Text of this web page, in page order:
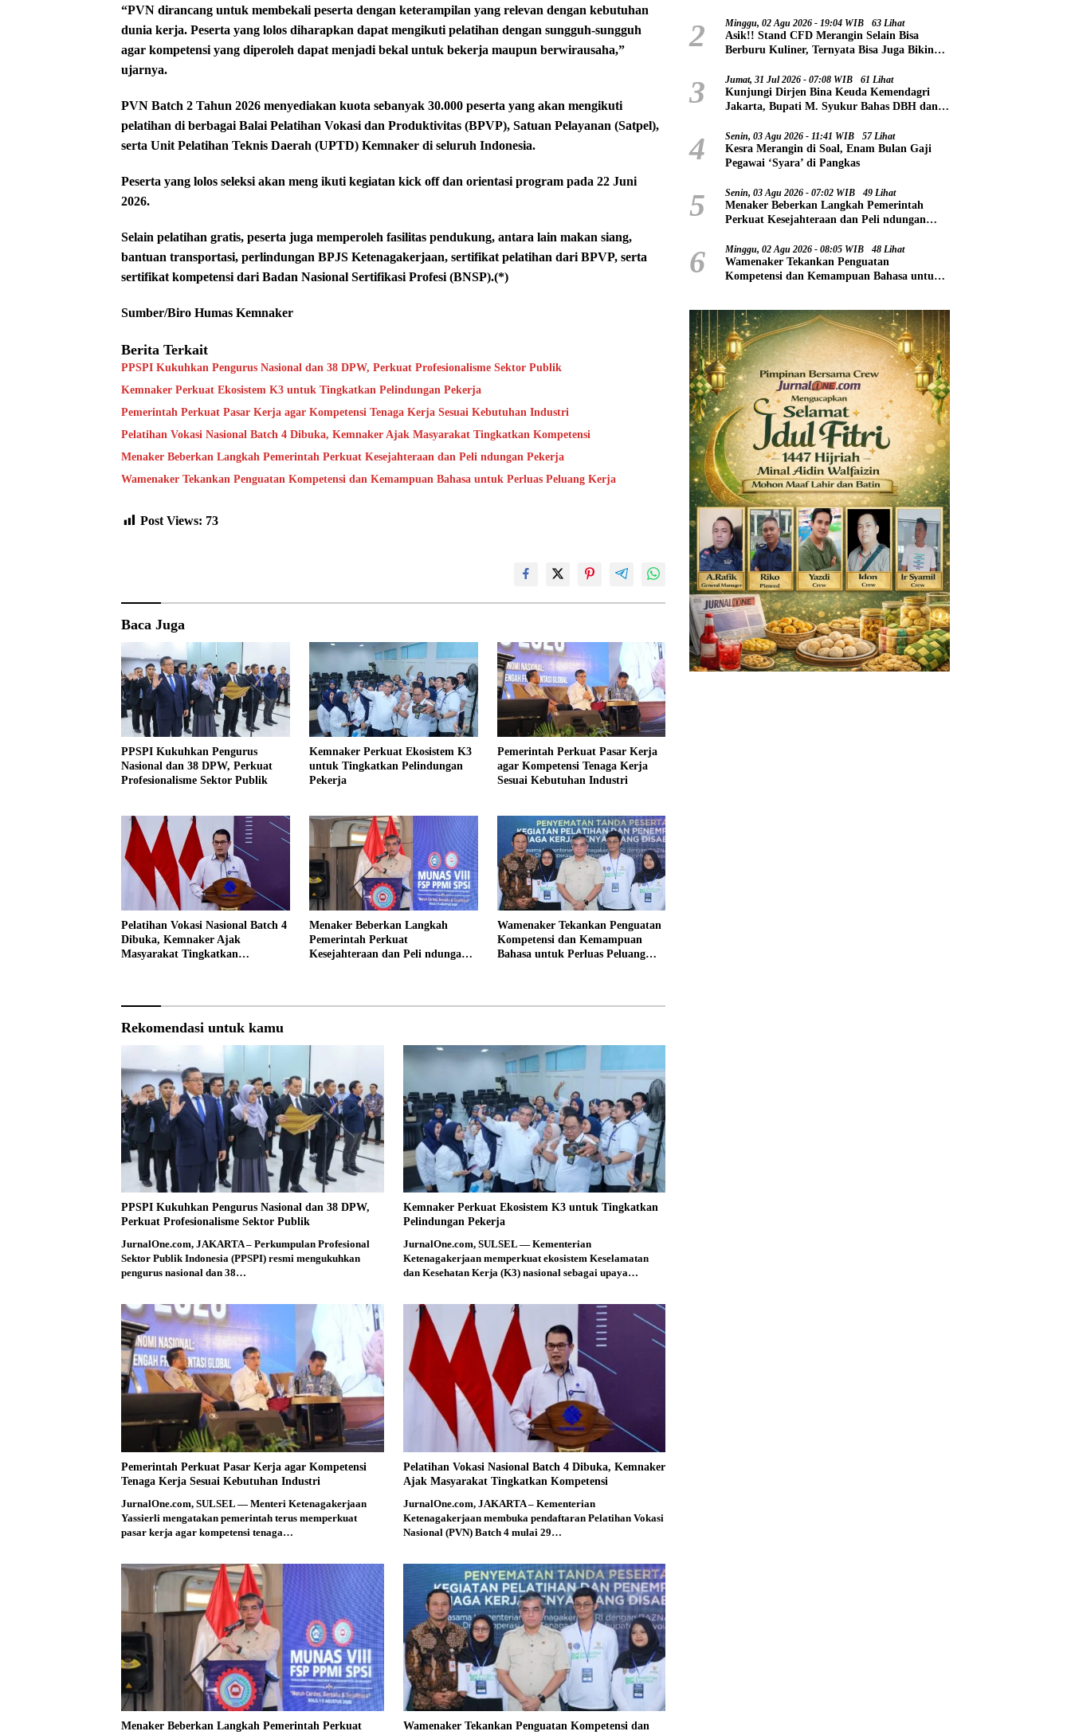
“PVN dirancang untuk membekali peserta dengan keterampilan yang relevan dengan kebutuhan
dunia kerja. Peserta yang lolos diharapkan dapat mengikuti pelatihan dengan sungguh-sungguh
agar kompetensi yang diperoleh dapat menjadi bekal untuk bekerja maupun berwirausaha,”
ujarnya.
PVN Batch 2 Tahun 2026 menyediakan kuota sebanyak 30.000 peserta yang akan mengikuti
pelatihan di berbagai Balai Pelatihan Vokasi dan Produktivitas (BPVP), Satuan Pelayanan (Satpel),
serta Unit Pelatihan Teknis Daerah (UPTD) Kemnaker di seluruh Indonesia.
Peserta yang lolos seleksi akan meng ikuti kegiatan kick off dan orientasi program pada 22 Juni
2026.
Selain pelatihan gratis, peserta juga memperoleh fasilitas pendukung, antara lain makan siang,
bantuan transportasi, perlindungan BPJS Ketenagakerjaan, sertifikat pelatihan dari BPVP, serta
sertifikat kompetensi dari Badan Nasional Sertifikasi Profesi (BNSP).(*)
Sumber/Biro Humas Kemnaker
Berita Terkait
PPSPI Kukuhkan Pengurus Nasional dan 38 DPW, Perkuat Profesionalisme Sektor Publik
Kemnaker Perkuat Ekosistem K3 untuk Tingkatkan Pelindungan Pekerja
Pemerintah Perkuat Pasar Kerja agar Kompetensi Tenaga Kerja Sesuai Kebutuhan Industri
Pelatihan Vokasi Nasional Batch 4 Dibuka, Kemnaker Ajak Masyarakat Tingkatkan Kompetensi
Menaker Beberkan Langkah Pemerintah Perkuat Kesejahteraan dan Peli ndungan Pekerja
Wamenaker Tekankan Penguatan Kompetensi dan Kemampuan Bahasa untuk Perluas Peluang Kerja
Post Views: 73
Baca Juga
PPSPI Kukuhkan Pengurus
Nasional dan 38 DPW, Perkuat
Profesionalisme Sektor Publik
Kemnaker Perkuat Ekosistem K3
untuk Tingkatkan Pelindungan
Pekerja
Pemerintah Perkuat Pasar Kerja
agar Kompetensi Tenaga Kerja
Sesuai Kebutuhan Industri
Pelatihan Vokasi Nasional Batch 4
Dibuka, Kemnaker Ajak
Masyarakat Tingkatkan
Menaker Beberkan Langkah
Pemerintah Perkuat
Kesejahteraan dan Peli ndungan
Wamenaker Tekankan Penguatan
Kompetensi dan Kemampuan
Bahasa untuk Perluas Peluang
Rekomendasi untuk kamu
PPSPI Kukuhkan Pengurus Nasional dan 38 DPW,
Perkuat Profesionalisme Sektor Publik
JurnalOne.com, JAKARTA – Perkumpulan Profesional
Sektor Publik Indonesia (PPSPI) resmi mengukuhkan
pengurus nasional dan 38…
Kemnaker Perkuat Ekosistem K3 untuk Tingkatkan
Pelindungan Pekerja
JurnalOne.com, SULSEL — Kementerian
Ketenagakerjaan memperkuat ekosistem Keselamatan
dan Kesehatan Kerja (K3) nasional sebagai upaya…
Pemerintah Perkuat Pasar Kerja agar Kompetensi
Tenaga Kerja Sesuai Kebutuhan Industri
JurnalOne.com, SULSEL — Menteri Ketenagakerjaan
Yassierli mengatakan pemerintah terus memperkuat
pasar kerja agar kompetensi tenaga…
Pelatihan Vokasi Nasional Batch 4 Dibuka, Kemnaker
Ajak Masyarakat Tingkatkan Kompetensi
JurnalOne.com, JAKARTA – Kementerian
Ketenagakerjaan membuka pendaftaran Pelatihan Vokasi
Nasional (PVN) Batch 4 mulai 29…
Menaker Beberkan Langkah Pemerintah Perkuat
Wamenaker Tekankan Penguatan Kompetensi dan
2 Minggu, 02 Agu 2026 - 19:04 WIB 63 Lihat
Asik!! Stand CFD Merangin Selain Bisa
Berburu Kuliner, Ternyata Bisa Juga Bikin
3 Jumat, 31 Jul 2026 - 07:08 WIB 61 Lihat
Kunjungi Dirjen Bina Keuda Kemendagri
Jakarta, Bupati M. Syukur Bahas DBH dan
4 Senin, 03 Agu 2026 - 11:41 WIB 57 Lihat
Kesra Merangin di Soal, Enam Bulan Gaji
Pegawai ‘Syara’ di Pangkas
5 Senin, 03 Agu 2026 - 07:02 WIB 49 Lihat
Menaker Beberkan Langkah Pemerintah
Perkuat Kesejahteraan dan Peli ndungan
6 Minggu, 02 Agu 2026 - 08:05 WIB 48 Lihat
Wamenaker Tekankan Penguatan
Kompetensi dan Kemampuan Bahasa untuk